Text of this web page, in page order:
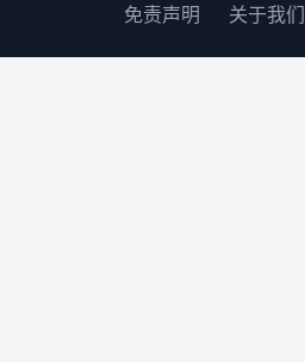
免责声明 关于我们